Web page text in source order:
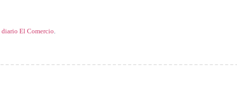
diario El Comercio